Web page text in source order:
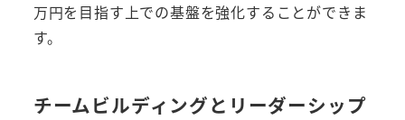
万円を目指す上での基盤を強化することができま
す。
チームビルディングとリーダーシップ